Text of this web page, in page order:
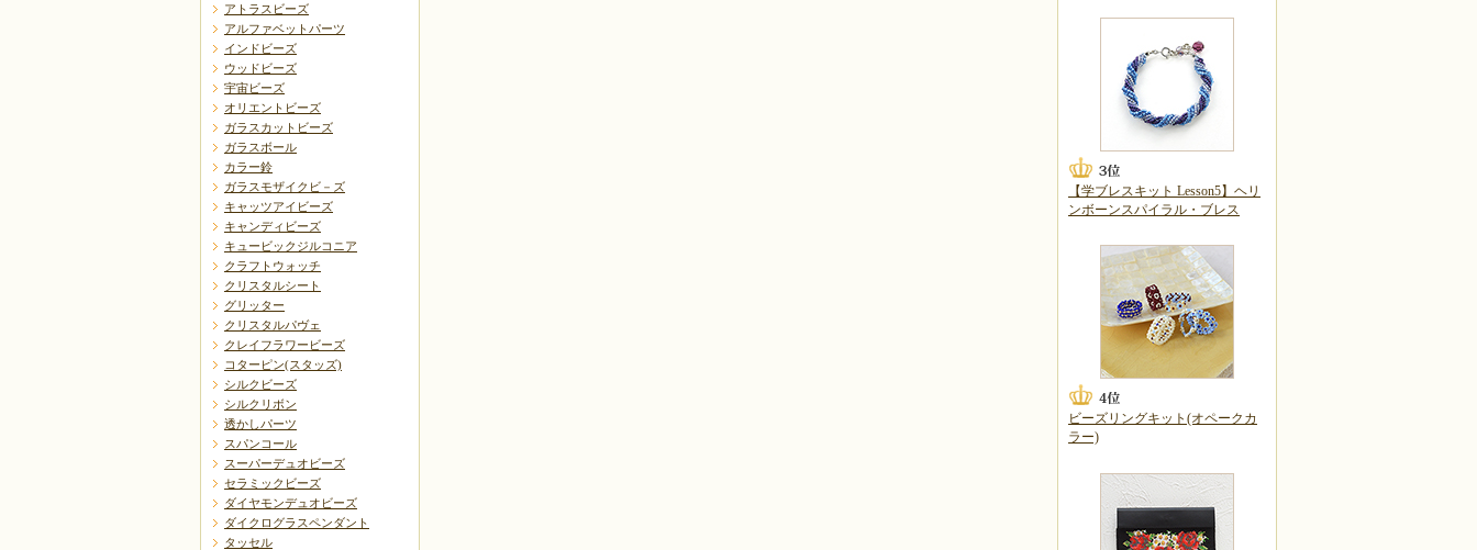
アトラスビーズ
アルファベットパーツ
インドビーズ
ウッドビーズ
宇宙ビーズ
オリエントビーズ
ガラスカットビーズ
ガラスボール
カラー鈴
ガラスモザイクビ－ズ
キャッツアイビーズ
キャンディビーズ
キュービックジルコニア
クラフトウォッチ
クリスタルシート
グリッター
クリスタルパヴェ
クレイフラワービーズ
コターピン(スタッズ)
シルクビーズ
シルクリボン
透かしパーツ
スパンコール
スーパーデュオビーズ
セラミックビーズ
ダイヤモンデュオビーズ
ダイクログラスペンダント
タッセル
【学ブレスキット Lesson5】ヘリ
ンボーンスパイラル・ブレス
ビーズリングキット(オペークカ
ラー)